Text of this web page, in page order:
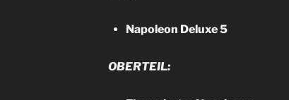
Napoleon Deluxe 5
OBERTEIL: